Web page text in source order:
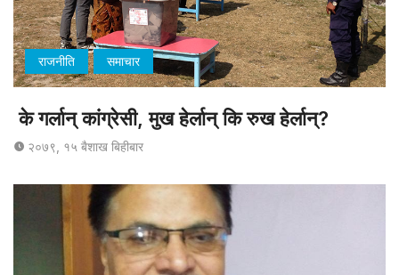
राजनीति समाचार
के गर्लान् कांग्रेसी, मुख हेर्लान् कि रुख हेर्लान्?
२०७९, १५ बैशाख बिहीबार